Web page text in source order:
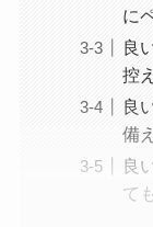
に
良
控
良
備
良
て